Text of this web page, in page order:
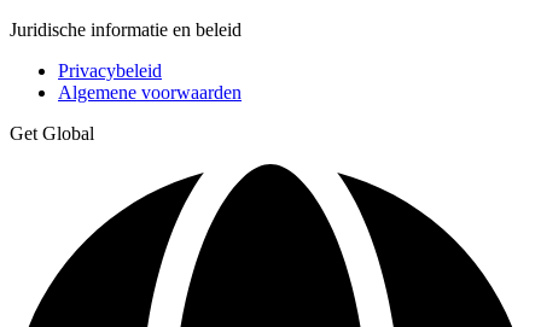
Juridische informatie en beleid
Privacybeleid
Algemene voorwaarden
Get Global